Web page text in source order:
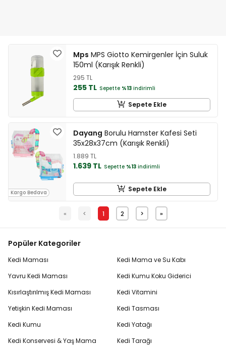
Mps MPS Giotto Kemirgenler İçin Suluk
150ml (Karışık Renkli)
295 TL
255 TL Sepette %13 indirimli
Sepete Ekle
Kargo Bedava
Dayang Borulu Hamster Kafesi Seti
35x28x37cm (Karışık Renkli)
1.889 TL
1.639 TL Sepette %13 indirimli
Sepete Ekle
« < 1 2 > »
Popüler Kategoriler
Kedi Maması
Yavru Kedi Maması
Kısırlaştırılmış Kedi Maması
Yetişkin Kedi Maması
Kedi Kumu
Kedi Konservesi & Yaş Mama
Kedi Mama ve Su Kabı
Kedi Kumu Koku Giderici
Kedi Vitamini
Kedi Tasması
Kedi Yatağı
Kedi Tarağı